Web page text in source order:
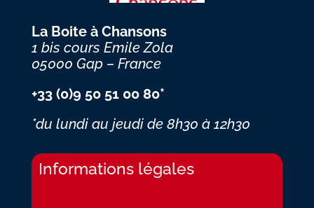
La Boite à Chansons
1 bis cours Emile Zola
05000 Gap – France
+33 (0)9 50 51 00 80*
*du lundi au jeudi de 8h30 à 12h30
Informations légales